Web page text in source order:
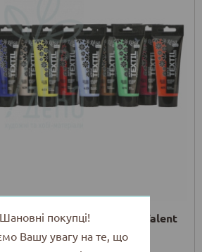
тканини, 60 мл, ROSA Talent
Шановні покупці!
Вашу увагу на те, що